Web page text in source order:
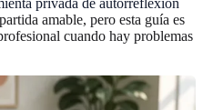
amable, pero esta guía es
cuando hay problemas